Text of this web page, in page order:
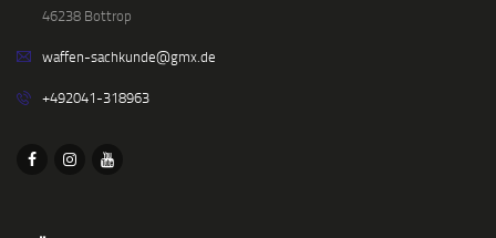
46238 Bottrop
waffen-sachkunde@gmx.de
+492041-318963